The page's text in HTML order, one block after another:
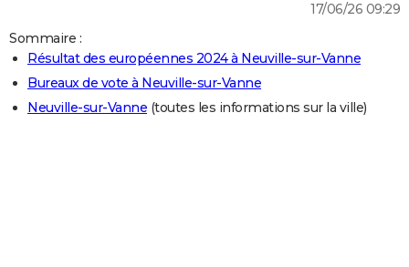
LIFESTYLE
Art de vivre
Bien-être
Loisirs
Mode
Modes de vie
SANTE
Alimentation
Guide de la santé
Maladies
Médicaments
Sommeil
VOYAGE
17/06/26 09:29
Sommaire :
Résultat des européennes 2024 à Neuville-sur-Vanne
Bureaux de vote à Neuville-sur-Vanne
Neuville-sur-Vanne (toutes les informations sur la ville)